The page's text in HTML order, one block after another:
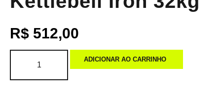
R$ 512,00
ADICIONAR AO CARRINHO